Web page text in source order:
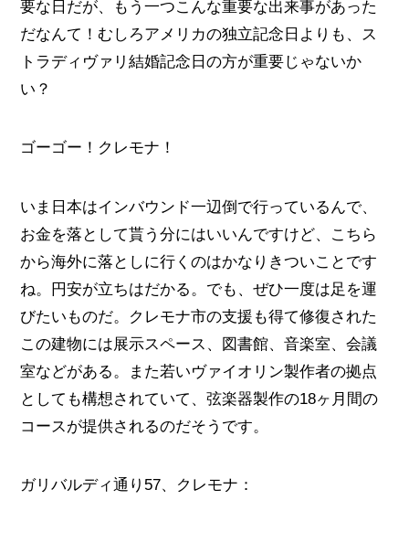
要な日だが、もう一つこんな重要な出来事があった
だなんて！むしろアメリカの独立記念日よりも、ス
トラディヴァリ結婚記念日の方が重要じゃないか
い？
ゴーゴー！クレモナ！
いま日本はインバウンド一辺倒で行っているんで、
お金を落として貰う分にはいいんですけど、こちら
から海外に落としに行くのはかなりきついことです
ね。円安が立ちはだかる。でも、ぜひ一度は足を運
びたいものだ。クレモナ市の支援も得て修復された
この建物には展示スペース、図書館、音楽室、会議
室などがある。また若いヴァイオリン製作者の拠点
としても構想されていて、弦楽器製作の18ヶ月間の
コースが提供されるのだそうです。
ガリバルディ通り57、クレモナ：